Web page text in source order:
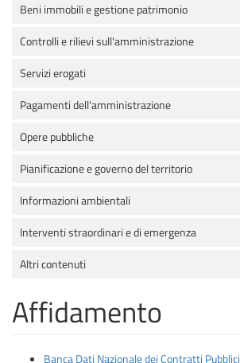
Beni immobili e gestione patrimonio
Controlli e rilievi sull'amministrazione
Servizi erogati
Pagamenti dell'amministrazione
Opere pubbliche
Pianificazione e governo del territorio
Informazioni ambientali
Interventi straordinari e di emergenza
Altri contenuti
Affidamento
Banca Dati Nazionale dei Contratti Pubblici